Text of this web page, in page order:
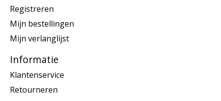
Registreren
Mijn bestellingen
Mijn verlanglijst
Informatie
Klantenservice
Retourneren